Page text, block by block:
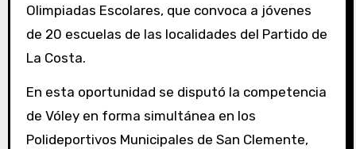
Olimpiadas Escolares, que convoca a jóvenes
de 20 escuelas de las localidades del Partido de
La Costa.
En esta oportunidad se disputó la competencia
de Vóley en forma simultánea en los
Polideportivos Municipales de San Clemente,